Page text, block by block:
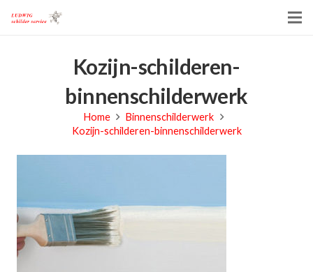
Kozijn-schilderen-
binnenschilderwerk
Home
Binnenschilderwerk
Kozijn-schilderen-binnenschilderwerk